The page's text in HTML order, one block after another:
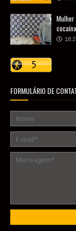
Mulher
FORMULÁRIO DE